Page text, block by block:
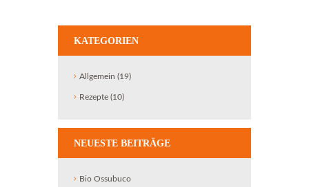
KATEGORIEN
Allgemein (19)
Rezepte (10)
NEUESTE BEITRÄGE
Bio Ossubuco